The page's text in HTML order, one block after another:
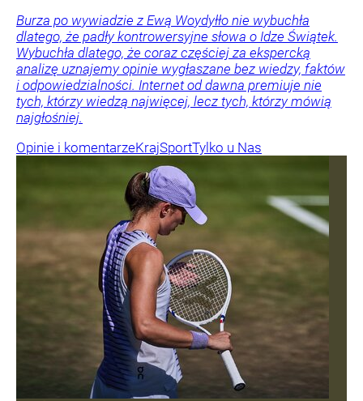
Burza po wywiadzie z Ewą Woydyłło nie wybuchła
dlatego, że padły kontrowersyjne słowa o Idze Świątek.
Wybuchła dlatego, że coraz częściej za ekspercką
analizę uznajemy opinie wygłaszane bez wiedzy, faktów
i odpowiedzialności. Internet od dawna premiuje nie
tych, którzy wiedzą najwięcej, lecz tych, którzy mówią
najgłośniej.
Opinie i komentarzeKrajSportTylko u Nas